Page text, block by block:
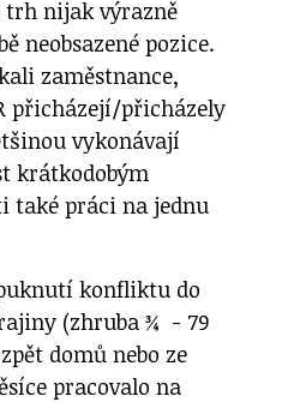
trh nijak výrazně
neobsazené pozice.
zaměstnance,
přicházejí/přicházely
vykonávají
krátkodobým
také práci na jednu
konfliktu do
(zhruba ¾ - 79
domů nebo ze
pracovalo na